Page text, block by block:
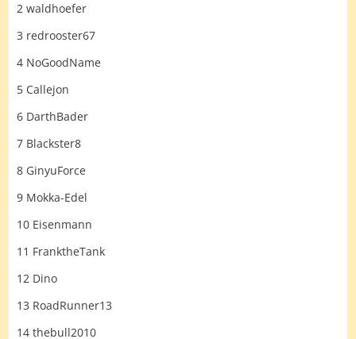
2 waldhoefer
3 redrooster67
4 NoGoodName
5 Callejon
6 DarthBader
7 Blackster8
8 GinyuForce
9 Mokka-Edel
10 Eisenmann
11 FranktheTank
12 Dino
13 RoadRunner13
14 thebull2010